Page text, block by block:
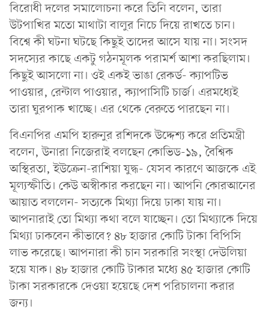
বিরোধী দলের সমালোচনা করে তিনি বলেন, তারা
উটপাখির মতো মাথাটা বালুর নিচে দিয়ে রাখতে চান।
বিশ্বে কী ঘটনা ঘটছে কিছুই তাদের আসে যায় না। সংসদ
সদস্যের কাছে একটু গঠনমূলক পরামর্শ আশা করছিলাম।
কিছুই আসলো না। ওই একই ভাঙা রেকর্ড- ক্যাপটিভ
পাওয়ার, রেন্টাল পাওয়ার, ক্যাপাসিটি চার্জ। এরমধ্যেই
তারা ঘুরপাক খাচ্ছে। এর থেকে বেরুতে পারছেন না।
বিএনপির এমপি হারুনুর রশিদকে উদ্দেশ্য করে প্রতিমন্ত্রী
বলেন, উনারা নিজেরাই বলছেন কোভিড-১৯, বৈশ্বিক
অস্থিরতা, ইউক্রেন-রাশিয়া যুদ্ধ- যেসব কারণে আজকে এই
মূল্যস্ফীতি। কেউ অস্বীকার করছেন না। আপনি কোরআনের
আয়াত বললেন- সত্যকে মিথ্যা দিয়ে ঢাকা যায় না।
আপনারাই তো মিথ্যা কথা বলে যাচ্ছেন। তো মিথ্যাকে দিয়ে
মিথ্যা ঢাকবেন কীভাবে? ৪৮ হাজার কোটি টাকা বিপিসি
লাভ করেছে। আপনারা কী চান সরকারি সংস্থা দেউলিয়া
হয়ে যাক। ৪৮ হাজার কোটি টাকার মধ্যে ৪৫ হাজার কোটি
টাকা সরকারকে দেওয়া হয়েছে দেশ পরিচালনা করার
জন্য।